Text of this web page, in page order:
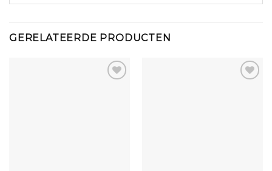
GERELATEERDE PRODUCTEN